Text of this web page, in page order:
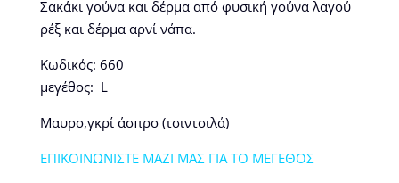
Σακάκι γούνα και δέρμα από φυσική γούνα λαγού
ρέξ και δέρμα αρνί νάπα.
Κωδικός: 660
μεγέθος: L
Μαυρο,γκρί άσπρο (τσιντσιλά)
ΕΠΙΚΟΙΝΩΝΙΣΤΕ ΜΑΖΙ ΜΑΣ ΓΙΑ ΤΟ ΜΕΓΕΘΟΣ